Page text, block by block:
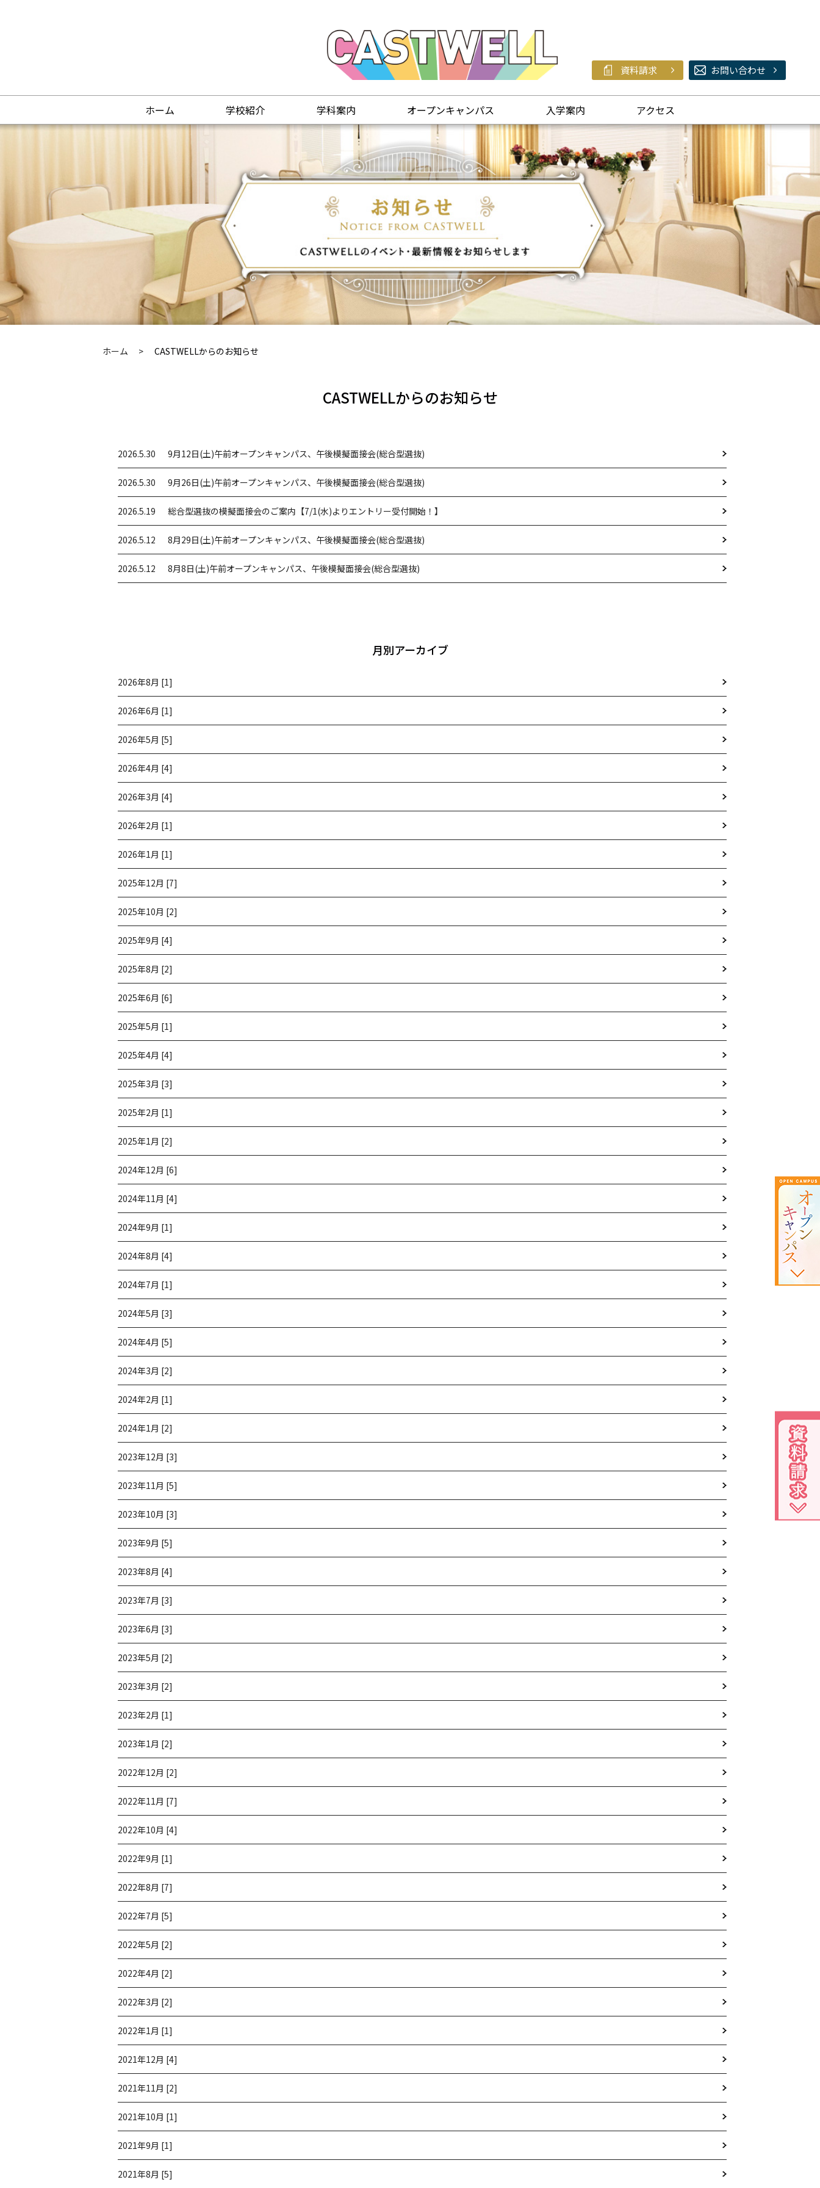
資料請求 お問い合わせ
ホーム 学校紹介 学科案内 オープンキャンパス 入学案内 アクセス
ホーム CASTWELLからのお知らせ
CASTWELLからのお知らせ
2026.5.30 9月12日(土)午前オープンキャンパス、午後模擬面接会(総合型選抜)
2026.5.30 9月26日(土)午前オープンキャンパス、午後模擬面接会(総合型選抜)
2026.5.19 総合型選抜の模擬面接会のご案内【7/1(水)よりエントリー受付開始！】
2026.5.12 8月29日(土)午前オープンキャンパス、午後模擬面接会(総合型選抜)
2026.5.12 8月8日(土)午前オープンキャンパス、午後模擬面接会(総合型選抜)
月別アーカイブ
2026年8月 [1]
2026年6月 [1]
2026年5月 [5]
2026年4月 [4]
2026年3月 [4]
2026年2月 [1]
2026年1月 [1]
2025年12月 [7]
2025年10月 [2]
2025年9月 [4]
2025年8月 [2]
2025年6月 [6]
2025年5月 [1]
2025年4月 [4]
2025年3月 [3]
2025年2月 [1]
2025年1月 [2]
2024年12月 [6]
2024年11月 [4]
2024年9月 [1]
2024年8月 [4]
2024年7月 [1]
2024年5月 [3]
2024年4月 [5]
2024年3月 [2]
2024年2月 [1]
2024年1月 [2]
2023年12月 [3]
2023年11月 [5]
2023年10月 [3]
2023年9月 [5]
2023年8月 [4]
2023年7月 [3]
2023年6月 [3]
2023年5月 [2]
2023年3月 [2]
2023年2月 [1]
2023年1月 [2]
2022年12月 [2]
2022年11月 [7]
2022年10月 [4]
2022年9月 [1]
2022年8月 [7]
2022年7月 [5]
2022年5月 [2]
2022年4月 [2]
2022年3月 [2]
2022年1月 [1]
2021年12月 [4]
2021年11月 [2]
2021年10月 [1]
2021年9月 [1]
2021年8月 [5]